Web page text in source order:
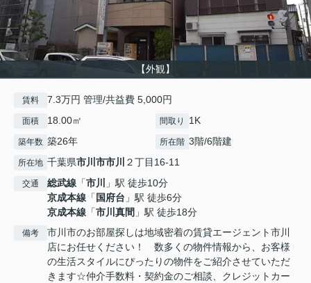
【外観】
賃料 7.3万円 管理/共益費 5,000円
面積 18.00㎡ 間取り 1K
築年数 築26年 所在階 3階/6階建
所在地 千葉県市川市市川 ２丁目16-11
交通 総武線 「市川
」駅 徒歩10分
京成本線 「 国府台 」駅 徒歩6分
京成本線 「市川真間 」駅 徒歩18分
備考
市川市のお部屋探しは地域密着の賃貸エージェント市川
店にお任せください！ 数多くの物件情報から、お客様
の生活スタイルにぴったりの物件をご紹介させていただ
きます☆仲介手数料・契約金のご相談、クレジットカー